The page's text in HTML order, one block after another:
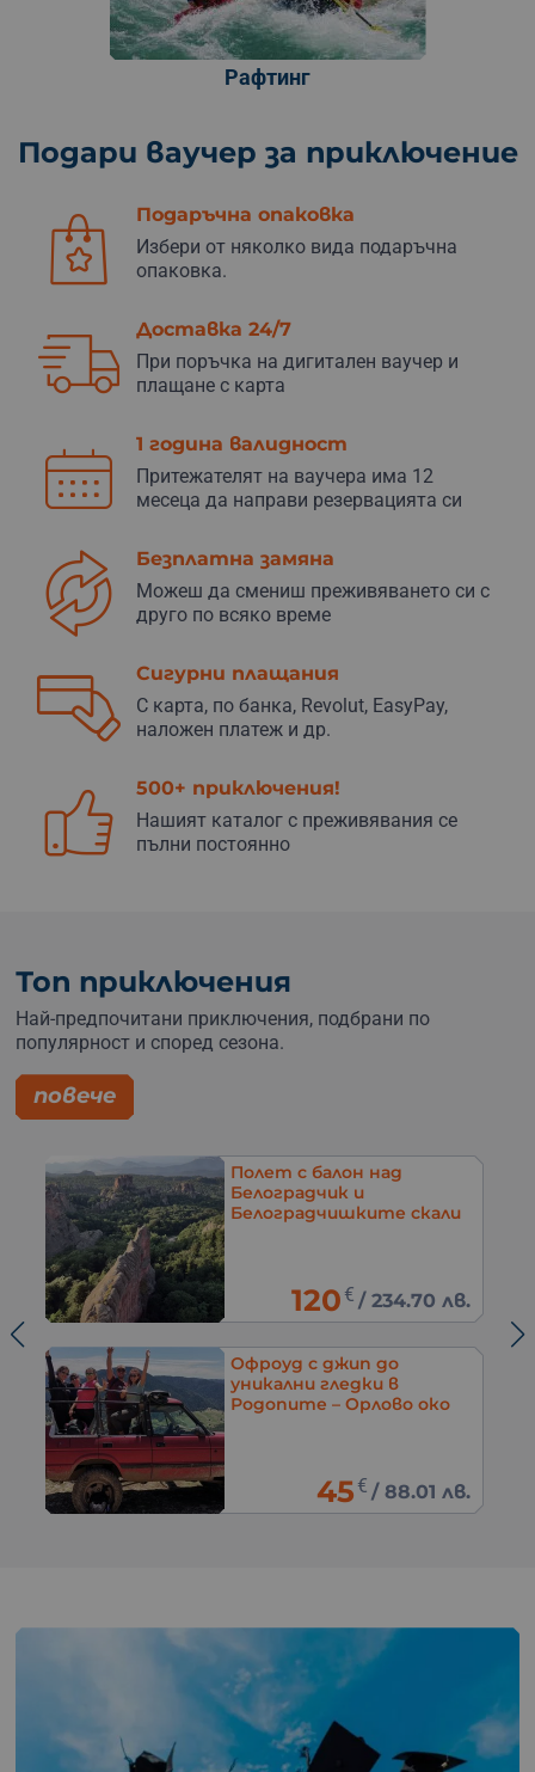
Рафтинг
Подари ваучер за приключение
Подаръчна опаковка
Избери от няколко вида подаръчна
опаковка.
Доставка 24/7
При поръчка на дигитален ваучер и
плащане с карта
1 година валидност
Притежателят на ваучера има 12
месеца да направи резервацията си
Безплатна замяна
Можеш да смениш преживяването си с
друго по всяко време
Сигурни плащания
С карта, по банка, Revolut, EasyPay,
наложен платеж и др.
500+ приключения!
Нашият каталог с преживявания се
пълни постоянно
Топ приключения
Най-предпочитани приключения, подбрани по
популярност и според сезона.
повече
Полет с балон над
Белоградчик и
Белоградчишките скали
120 € /234.70 лв.
Офроуд с джип до
уникални гледки в
Родопите – Орлово око
45 € /88.01 лв.